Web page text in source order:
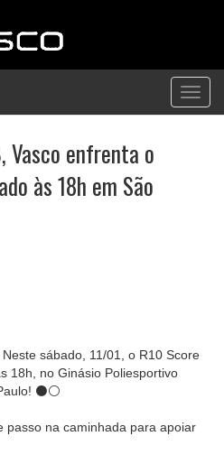
Vasco enfrenta o
às 18h em São
sábado, 11/01, o R10 Score
18h, no Ginásio Poliesportivo
⚫⚪
passo na caminhada para apoiar